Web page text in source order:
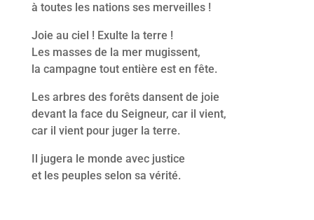
à toutes les nations ses merveilles !
Joie au ciel ! Exulte la terre !
Les masses de la mer mugissent,
la campagne tout entière est en fête.
Les arbres des forêts dansent de joie
devant la face du Seigneur, car il vient,
car il vient pour juger la terre.
Il jugera le monde avec justice
et les peuples selon sa vérité.